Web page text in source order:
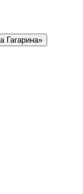
Гагарина»